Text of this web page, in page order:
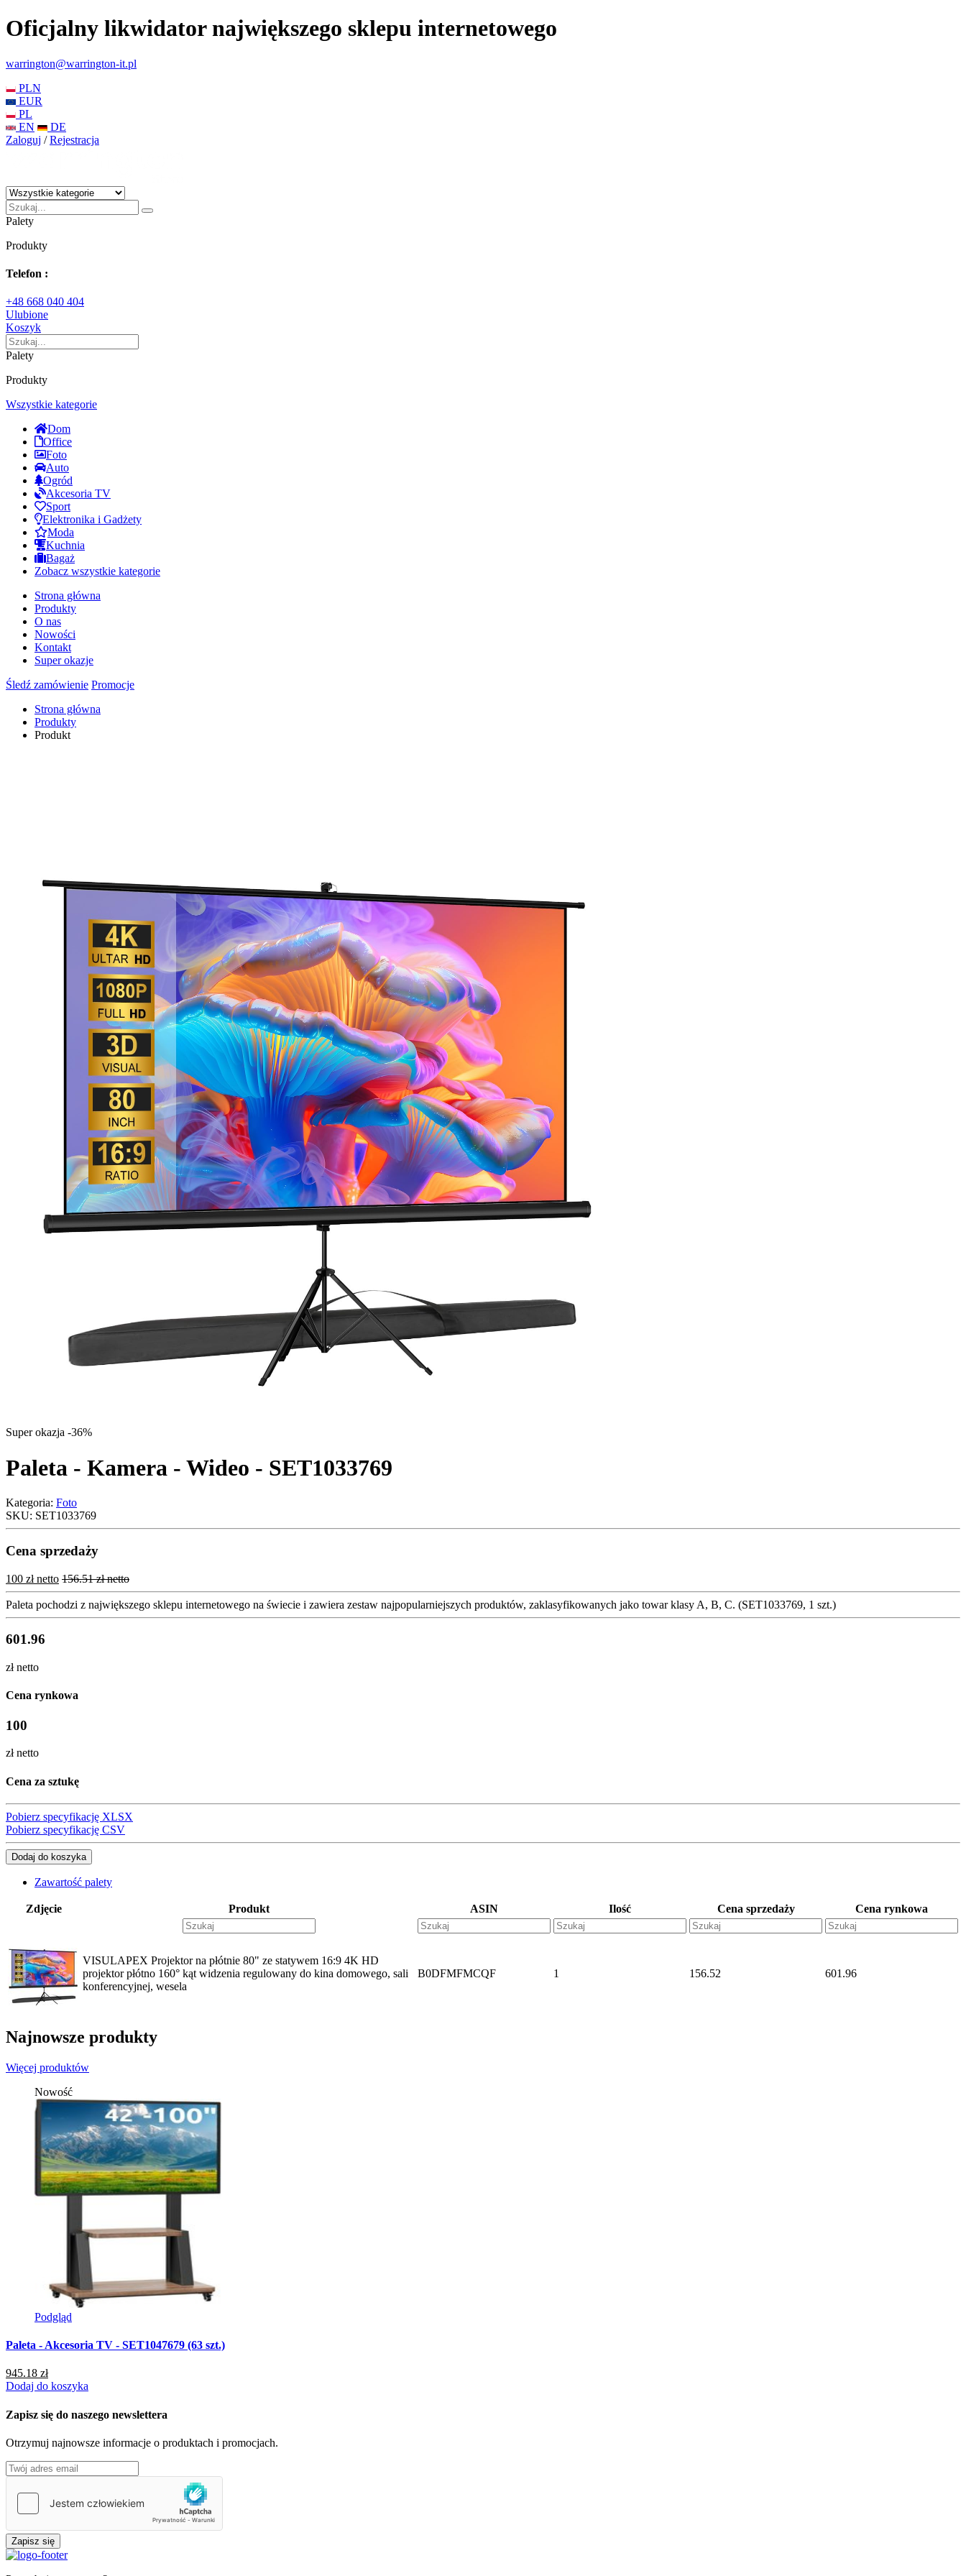
Oficjalny likwidator największego sklepu internetowego
warrington@warrington-it.pl
PLN
EUR
PL
EN
DE
Zaloguj / Rejestracja
Palety
Produkty
Telefon :
+48 668 040 404
Ulubione
Koszyk
Palety
Produkty
Wszystkie kategorie
Dom
Office
Foto
Auto
Ogród
Akcesoria TV
Sport
Elektronika i Gadżety
Moda
Kuchnia
Bagaż
Zobacz wszystkie kategorie
Strona główna
Produkty
O nas
Nowości
Kontakt
Super okazje
Śledź zamówienie Promocje
Strona główna
Produkty
Produkt
Super okazja -36%
Paleta - Kamera - Wideo - SET1033769
Kategoria: Foto
SKU: SET1033769
Cena sprzedaży
100 zł netto 156.51 zł netto
Paleta pochodzi z największego sklepu internetowego na świecie i zawiera zestaw najpopularniejszych produktów, zaklasyfikowanych jako towar klasy A, B, C. (SET1033769, 1 szt.)
601.96
zł netto
Cena rynkowa
100
zł netto
Cena za sztukę
Pobierz specyfikację XLSX
Pobierz specyfikację CSV
Dodaj do koszyka
Zawartość palety
Zdjęcie Produkt ASIN Ilość Cena sprzedaży Cena rynkowa
VISULAPEX Projektor na płótnie 80" ze statywem 16:9 4K HD
projektor płótno 160° kąt widzenia regulowany do kina domowego, sali
konferencyjnej, wesela
B0DFMFMCQF 1 156.52 601.96
Najnowsze produkty
Więcej produktów
Nowość
Podgląd
Paleta - Akcesoria TV - SET1047679 (63 szt.)
945.18 zł
Dodaj do koszyka
Zapisz się do naszego newslettera
Otrzymuj najnowsze informacje o produktach i promocjach.
Zapisz się